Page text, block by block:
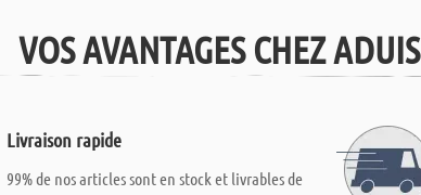
VOS AVANTAGES CHEZ ADUIS
Livraison rapide
99% de nos articles sont en stock et livrables de